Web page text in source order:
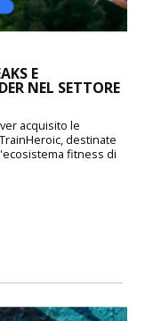
E
NEL SETTORE
acquisito le
destinate
fitness di